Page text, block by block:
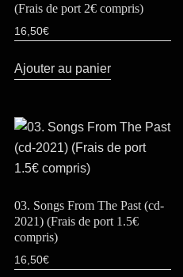
(Frais de port 2€ compris)
16,50€
Ajouter au panier
03. Songs From The Past (cd-
2021) (Frais de port 1.5€
compris)
16,50€